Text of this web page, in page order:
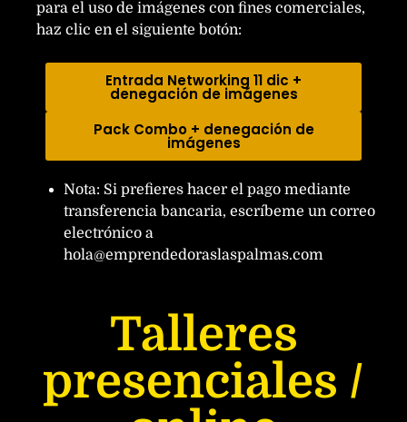
para el uso de imágenes con fines comerciales,
haz clic en el siguiente botón:
Entrada Networking 11 dic +
denegación de imágenes
Pack Combo + denegación de
imágenes
Nota: Si prefieres hacer el pago mediante
transferencia bancaria, escríbeme un correo
electrónico a
hola@emprendedoraslaspalmas.com
Talleres
presenciales /